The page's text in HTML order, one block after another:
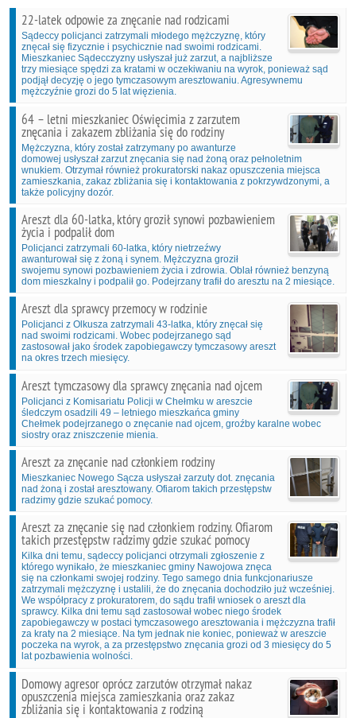
22-latek odpowie za znęcanie nad rodzicami
Sądeccy policjanci zatrzymali młodego mężczyznę, który
znęcał się fizycznie i psychicznie nad swoimi rodzicami.
Mieszkaniec Sądecczyzny usłyszał już zarzut, a najbliższe
trzy miesiące spędzi za kratami w oczekiwaniu na wyrok, ponieważ sąd
podjął decyzję o jego tymczasowym aresztowaniu. Agresywnemu
mężczyźnie grozi do 5 lat więzienia.
64 – letni mieszkaniec Oświęcimia z zarzutem
znęcania i zakazem zbliżania się do rodziny
Mężczyzna, który został zatrzymany po awanturze
domowej usłyszał zarzut znęcania się nad żoną oraz pełnoletnim
wnukiem. Otrzymał również prokuratorski nakaz opuszczenia miejsca
zamieszkania, zakaz zbliżania się i kontaktowania z pokrzywdzonymi, a
także policyjny dozór.
Areszt dla 60-latka, który groził synowi pozbawieniem
życia i podpalił dom
Policjanci zatrzymali 60-latka, który nietrzeźwy
awanturował się z żoną i synem. Mężczyzna groził
swojemu synowi pozbawieniem życia i zdrowia. Oblał również benzyną
dom mieszkalny i podpalił go. Podejrzany trafił do aresztu na 2 miesiące.
Areszt dla sprawcy przemocy w rodzinie
Policjanci z Olkusza zatrzymali 43-latka, który znęcał się
nad swoimi rodzicami. Wobec podejrzanego sąd
zastosował jako środek zapobiegawczy tymczasowy areszt
na okres trzech miesięcy.
Areszt tymczasowy dla sprawcy znęcania nad ojcem
Policjanci z Komisariatu Policji w Chełmku w areszcie
śledczym osadzili 49 – letniego mieszkańca gminy
Chełmek podejrzanego o znęcanie nad ojcem, groźby karalne wobec
siostry oraz zniszczenie mienia.
Areszt za znęcanie nad członkiem rodziny
Mieszkaniec Nowego Sącza usłyszał zarzuty dot. znęcania
nad żoną i został aresztowany. Ofiarom takich przestępstw
radzimy gdzie szukać pomocy.
Areszt za znęcanie się nad członkiem rodziny. Ofiarom
takich przestępstw radzimy gdzie szukać pomocy
Kilka dni temu, sądeccy policjanci otrzymali zgłoszenie z
którego wynikało, że mieszkaniec gminy Nawojowa znęca
się na członkami swojej rodziny. Tego samego dnia funkcjonariusze
zatrzymali mężczyznę i ustalili, że do znęcania dochodziło już wcześniej.
We współpracy z prokuratorem, do sądu trafił wniosek o areszt dla
sprawcy. Kilka dni temu sąd zastosował wobec niego środek
zapobiegawczy w postaci tymczasowego aresztowania i mężczyzna trafił
za kraty na 2 miesiące. Na tym jednak nie koniec, ponieważ w areszcie
poczeka na wyrok, a za przestępstwo znęcania grozi od 3 miesięcy do 5
lat pozbawienia wolności.
Domowy agresor oprócz zarzutów otrzymał nakaz
opuszczenia miejsca zamieszkania oraz zakaz
zbliżania się i kontaktowania z rodziną